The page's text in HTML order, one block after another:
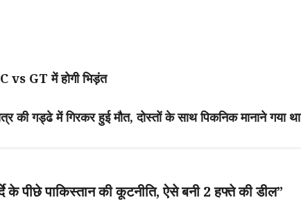
vs GT में होगी भिड़ंत
में गिरकर हुई मौत, दोस्तों के साथ पिकनिक मानाने गया था
पाकिस्तान की कूटनीति, ऐसे बनी 2 हफ्ते की डील”